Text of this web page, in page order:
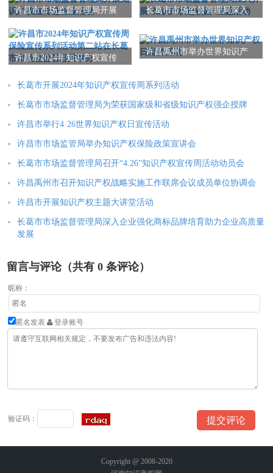
许昌市市场监督管理局开展
长葛市市场监督管理局深入
动
许昌市2024年知识产权宣传
在长葛市市场监督管理局举
许昌禹州市举办世界知识产
长葛市开展2024年知识产权宣传周系列活动
长葛市市场监督管理局为荣获国家级和省级知识产权强企授牌
许昌市举行4·26世界知识产权日宣传活动
许昌市市场监管局举办知识产权保险政策宣讲会
长葛市市场监督管理局召开“4.26”知识产权宣传周活动动员会
许昌禹州市召开知识产权战略实施工作联席会议成员单位协调会
许昌市开展知识产权主题大讲堂活动
长葛市市场监督管理局深入企业强化商标品牌培育助力企业高质量
发展
留言与评论（共有 0 条评论）
昵称：
匿名发表 登录账号
验证码：
Copyright @ 2008-2020